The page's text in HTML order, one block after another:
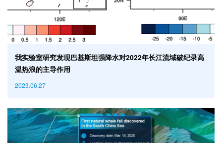
我实验室研究发现巴基斯坦强降水对2022年长江流域破纪录高
温热浪的主导作用
2023.06.27